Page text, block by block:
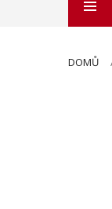
DOMŮ